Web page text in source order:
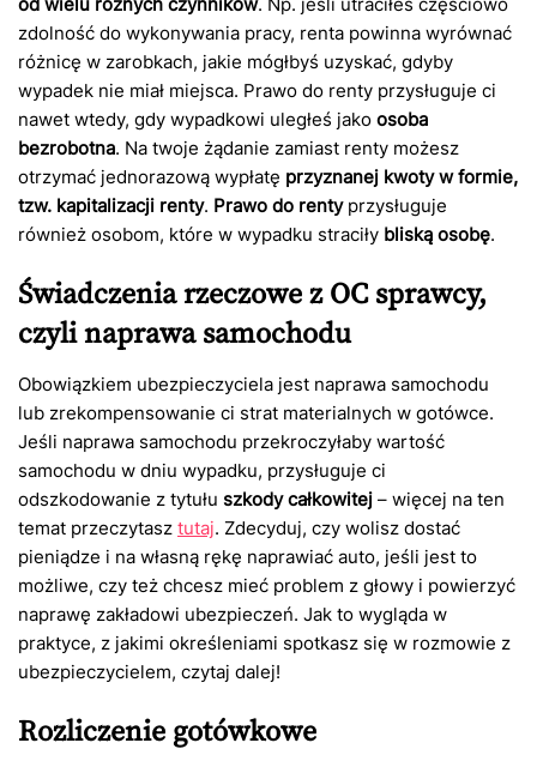
zdolność do wykonywania pracy, renta powinna wyrównać
różnicę w zarobkach, jakie mógłbyś uzyskać, gdyby
wypadek nie miał miejsca. Prawo do renty przysługuje ci
nawet wtedy, gdy wypadkowi uległeś jako osoba
bezrobotna. Na twoje żądanie zamiast renty możesz
otrzymać jednorazową wypłatę przyznanej kwoty w formie,
tzw. kapitalizacji renty. Prawo do rentyprzysługuje
również osobom, które w wypadku straciły bliską osobę.
Świadczenia rzeczowe z OC sprawcy,
czyli naprawa samochodu
Obowiązkiem ubezpieczyciela jest naprawa samochodu
lub zrekompensowanie ci strat materialnych w gotówce.
Jeśli naprawa samochodu przekroczyłaby wartość
samochodu w dniu wypadku, przysługuje ci
odszkodowanie z tytułu szkody całkowitej – więcej na ten
temat przeczytasz tutaj. Zdecyduj, czy wolisz dostać
pieniądze i na własną rękę naprawiać auto, jeśli jest to
możliwe, czy też chcesz mieć problem z głowy i powierzyć
naprawę zakładowi ubezpieczeń. Jak to wygląda w
praktyce, z jakimi określeniami spotkasz się w rozmowie z
ubezpieczycielem, czytaj dalej!
Rozliczenie gotówkowe